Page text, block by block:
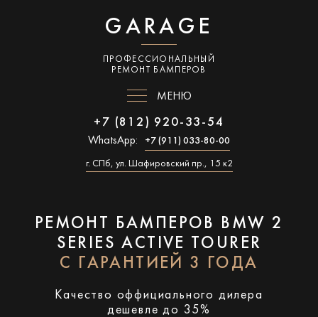
GARAGE
ПРОФЕССИОНАЛЬНЫЙ
РЕМОНТ БАМПЕРОВ
МЕНЮ
+7 (812) 920-33-54
WhatsApp: +7 (911) 033-80-00
г. СПб, ул. Шафировский пр., 15 к2
РЕМОНТ БАМПЕРОВ BMW 2
SERIES ACTIVE TOURER
С ГАРАНТИЕЙ 3 ГОДА
Качество оффициального дилера
дешевле до 35%